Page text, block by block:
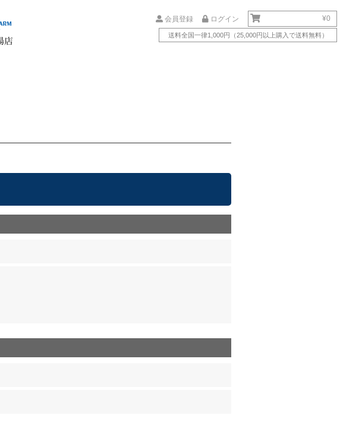
会員登録 ログイン ¥0
送料全国一律1,000円（25,000円以上購入で送料無料）